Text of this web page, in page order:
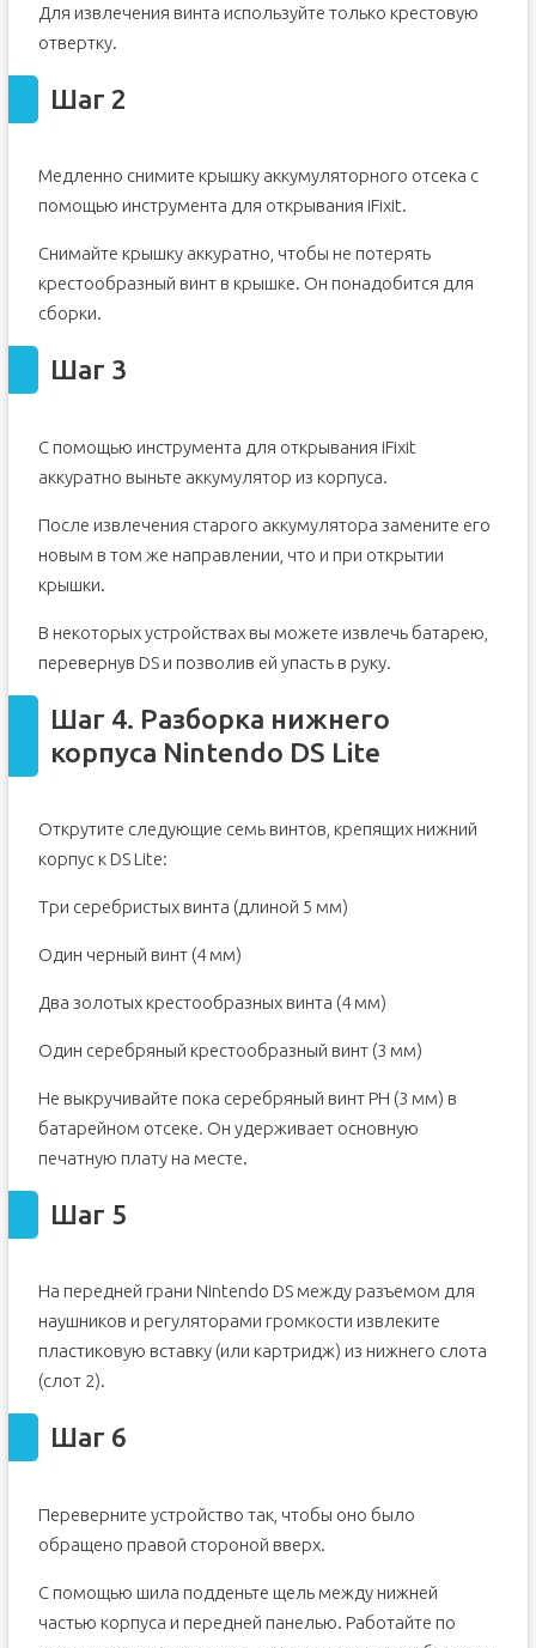
Для извлечения винта используйте только крестовую
отвертку.
Шаг 2
Медленно снимите крышку аккумуляторного отсека с
помощью инструмента для открывания iFixit.
Снимайте крышку аккуратно, чтобы не потерять
крестообразный винт в крышке. Он понадобится для
сборки.
Шаг 3
С помощью инструмента для открывания iFixit
аккуратно выньте аккумулятор из корпуса.
После извлечения старого аккумулятора замените его
новым в том же направлении, что и при открытии
крышки.
В некоторых устройствах вы можете извлечь батарею,
перевернув DS и позволив ей упасть в руку.
Шаг 4. Разборка нижнего
корпуса Nintendo DS Lite
Открутите следующие семь винтов, крепящих нижний
корпус к DS Lite:
Три серебристых винта (длиной 5 мм)
Один черный винт (4 мм)
Два золотых крестообразных винта (4 мм)
Один серебряный крестообразный винт (3 мм)
Не выкручивайте пока серебряный винт PH (3 мм) в
батарейном отсеке. Он удерживает основную
печатную плату на месте.
Шаг 5
На передней грани Nintendo DS между разъемом для
наушников и регуляторами громкости извлеките
пластиковую вставку (или картридж) из нижнего слота
(слот 2).
Шаг 6
Переверните устройство так, чтобы оно было
обращено правой стороной вверх.
С помощью шила подденьте щель между нижней
частью корпуса и передней панелью. Работайте по